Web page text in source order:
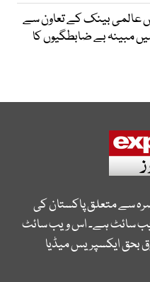
عالمی بینک کے تعاون سے
مبینہ بے ضابطگیوں کا
سے متعلق پاکستان کی
سائٹ ہے۔ اس ویب سائٹ
بحق ایکسپریس میڈیا